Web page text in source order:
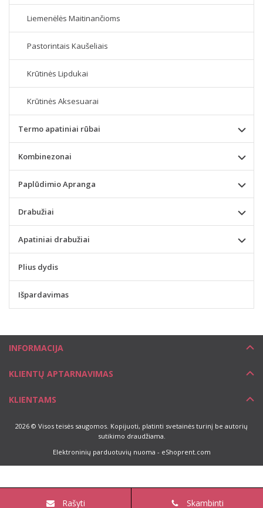
Liemenėlės Maitinančioms
Pastorintais Kaušeliais
Krūtinės Lipdukai
Krūtinės Aksesuarai
Termo apatiniai rūbai
Kombinezonai
Paplūdimio Apranga
Drabužiai
Apatiniai drabužiai
Plius dydis
Išpardavimas
INFORMACIJA
KLIENTŲ APTARNAVIMAS
KLIENTAMS
2026 © Visos teisės saugomos. Kopijuoti, platinti svetainės turinį be autorių
sutikimo draudžiama.
Elektroninių parduotuvių nuoma - eShoprent.com
Rašyti Skambinti